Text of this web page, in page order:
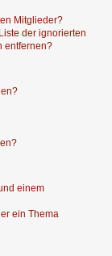
Mitglieder?
der ignorierten
entfernen?
einem
ein Thema